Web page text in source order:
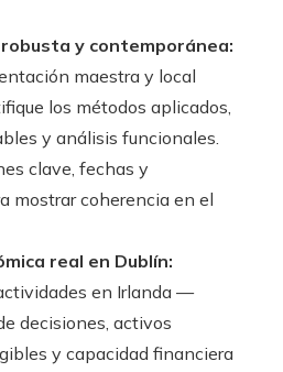
y contemporánea:
maestra y local
los métodos aplicados,
y análisis funcionales.
clave, fechas y
mostrar coherencia en el
real en Dublín:
en Irlanda —
decisiones, activos
y capacidad financiera